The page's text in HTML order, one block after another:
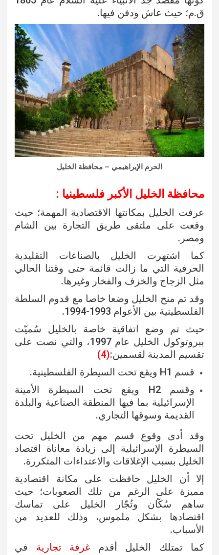
ق.م؛ حيث عاش ودفن فيها.
الحرم الإبراهيمي – محافظة الخليل
محافظة الخليل الأكبر فلسطينيا :
عرفت الخليل بمكانتها الاقتصادية المهمة؛ حيث
وقعت على ملتقى طريق التجارة بين الشام
ومصر.
كما اشتهرت الخليل بالصناعات التقليدية
الحرفية التي ما زالت قائمة حتى وقتنا الحالي
مثل الزجاج والخزف والفخار وغيرها.
وقد تم منح الخليل وضعا خاصا مع قدوم السلطة
الفلسطينية بين الأعوام 1993-1994.
حيث تم وضع اتفاقية خاصة بالخليل سُميّت
ببروتوكول الخليل عام 1997، والتي نصت على
تقسيم المدينة لقسمين:(4)
قسم H1 ويقع تحت السيطرة الفلسطينية.
وقسم H2 ويقع تحت السيطرة الأمينة
الإسرائيلية بما فيها المنطقة الصناعية والبلدة
القديمة وسوقها التجاري.
وقد أدى وقوع قسم مهم من الخليل تحت
السيطرة الإسرائيلية إلى زيادة معاناة اقتصاد
الخليل بسبب الإغلاقات والاعتداءات المتكررة.
إلا أن الخليل حافظت على مكانة اقتصادية
مميزة على الرغم من تلك الصعوبات؛ حيث
ساهم سُكّان وتُجّار الخليل على تماسك
اقتصادها بشكل ملموس، وذلك للعديد من
الأسباب.
كما تمتلك الخليل أقدم غرفة تجارية في